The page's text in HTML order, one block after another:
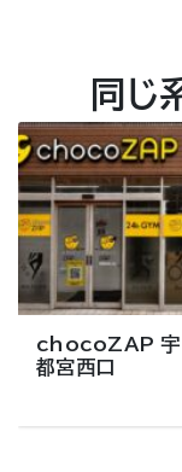
同じ
chocoZAP 宇
都宮西口